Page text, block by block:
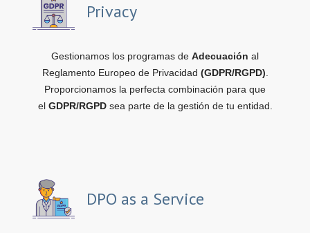
Privacy
Gestionamos los programas de Adecuación al
Reglamento Europeo de Privacidad (GDPR/RGPD)
Proporcionamos la perfecta combinación para que
el GDPR/RGPDsea parte de la gestión de tu entidad.
DPO as a Service